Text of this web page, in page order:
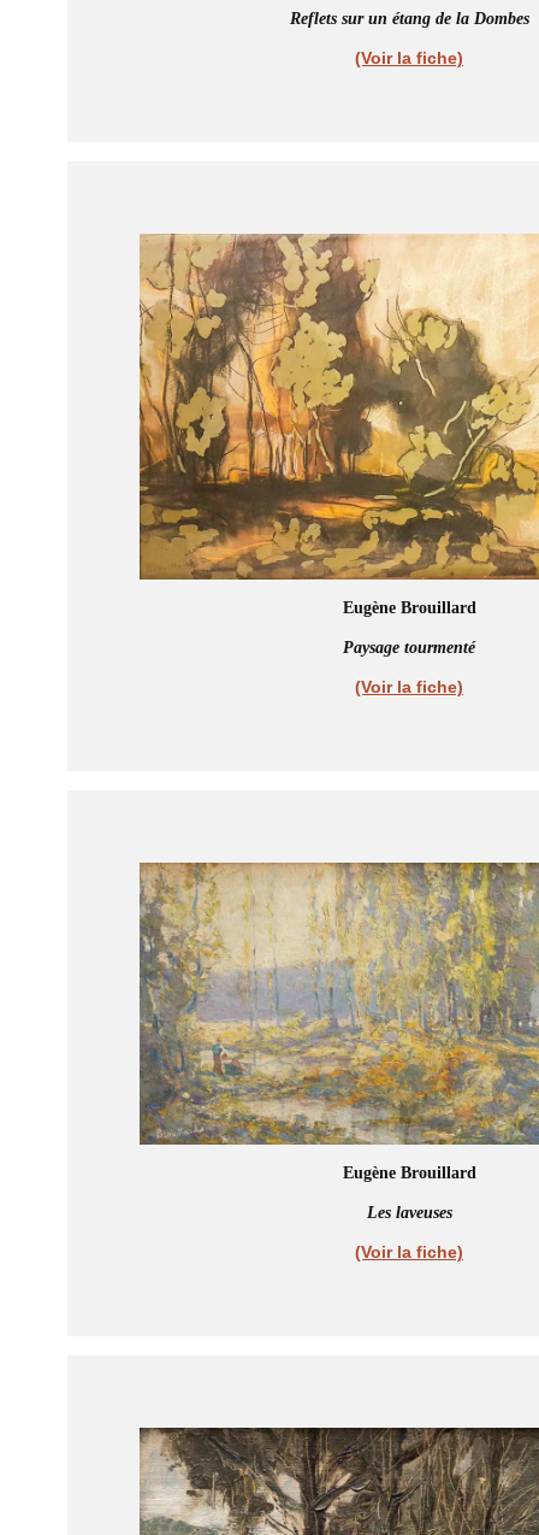
Reflets sur un étang de la Dombes
(Voir la fiche)
Eugène Brouillard
Paysage tourmenté
(Voir la fiche)
Eugène Brouillard
Les laveuses
(Voir la fiche)